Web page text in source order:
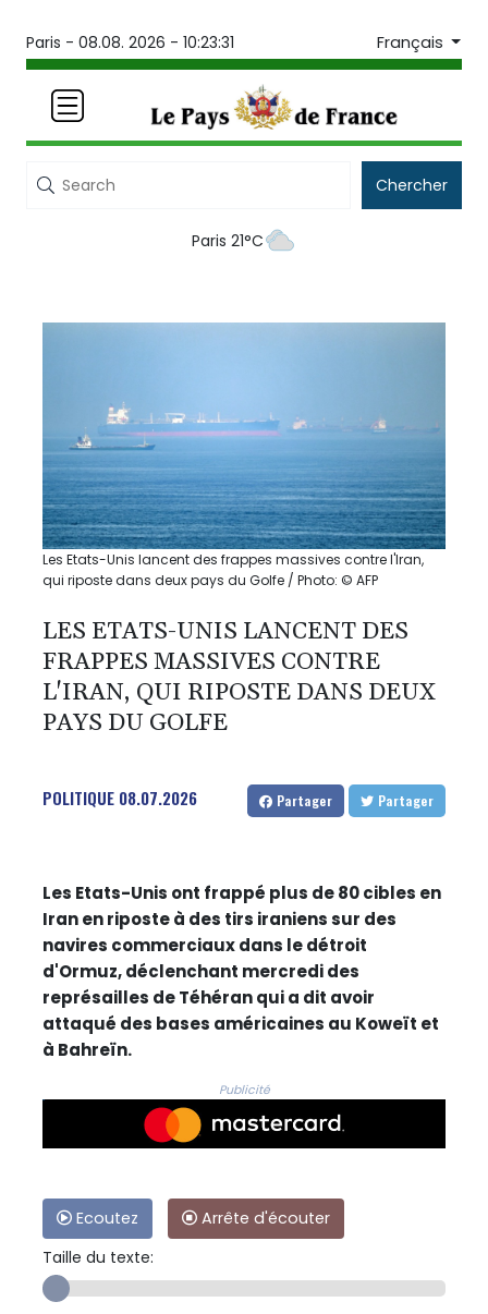
Paris - 08.08. 2026 - 10:23:31 Français
Chercher
Paris 21°C
Les Etats-Unis lancent des frappes massives contre l'Iran,
qui riposte dans deux pays du Golfe / Photo: © AFP
LES ETATS-UNIS LANCENT DES
FRAPPES MASSIVES CONTRE
L'IRAN, QUI RIPOSTE DANS DEUX
PAYS DU GOLFE
POLITIQUE 08.07.2026 Partager Partager
Les Etats-Unis ont frappé plus de 80 cibles en
Iran en riposte à des tirs iraniens sur des
navires commerciaux dans le détroit
d'Ormuz, déclenchant mercredi des
représailles de Téhéran qui a dit avoir
attaqué des bases américaines au Koweït et
à Bahreïn.
Publicité
Ecoutez
Arrête d'écouter
Taille du texte: